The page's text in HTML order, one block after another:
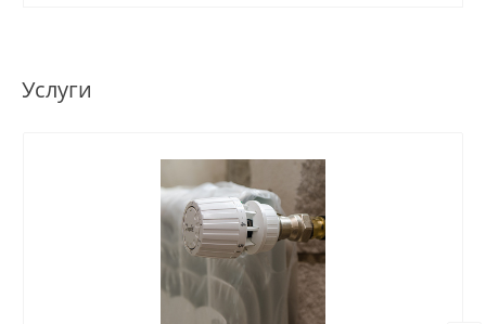
Услуги